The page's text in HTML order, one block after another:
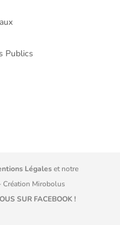
Publics
Légaleset notre
Création Mirobolus
SUR FACEBOOK !